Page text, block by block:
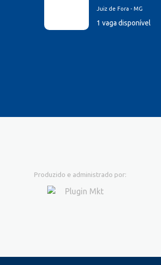
Juiz de Fora - MG
1 vaga disponível
Produzido e administrado por: